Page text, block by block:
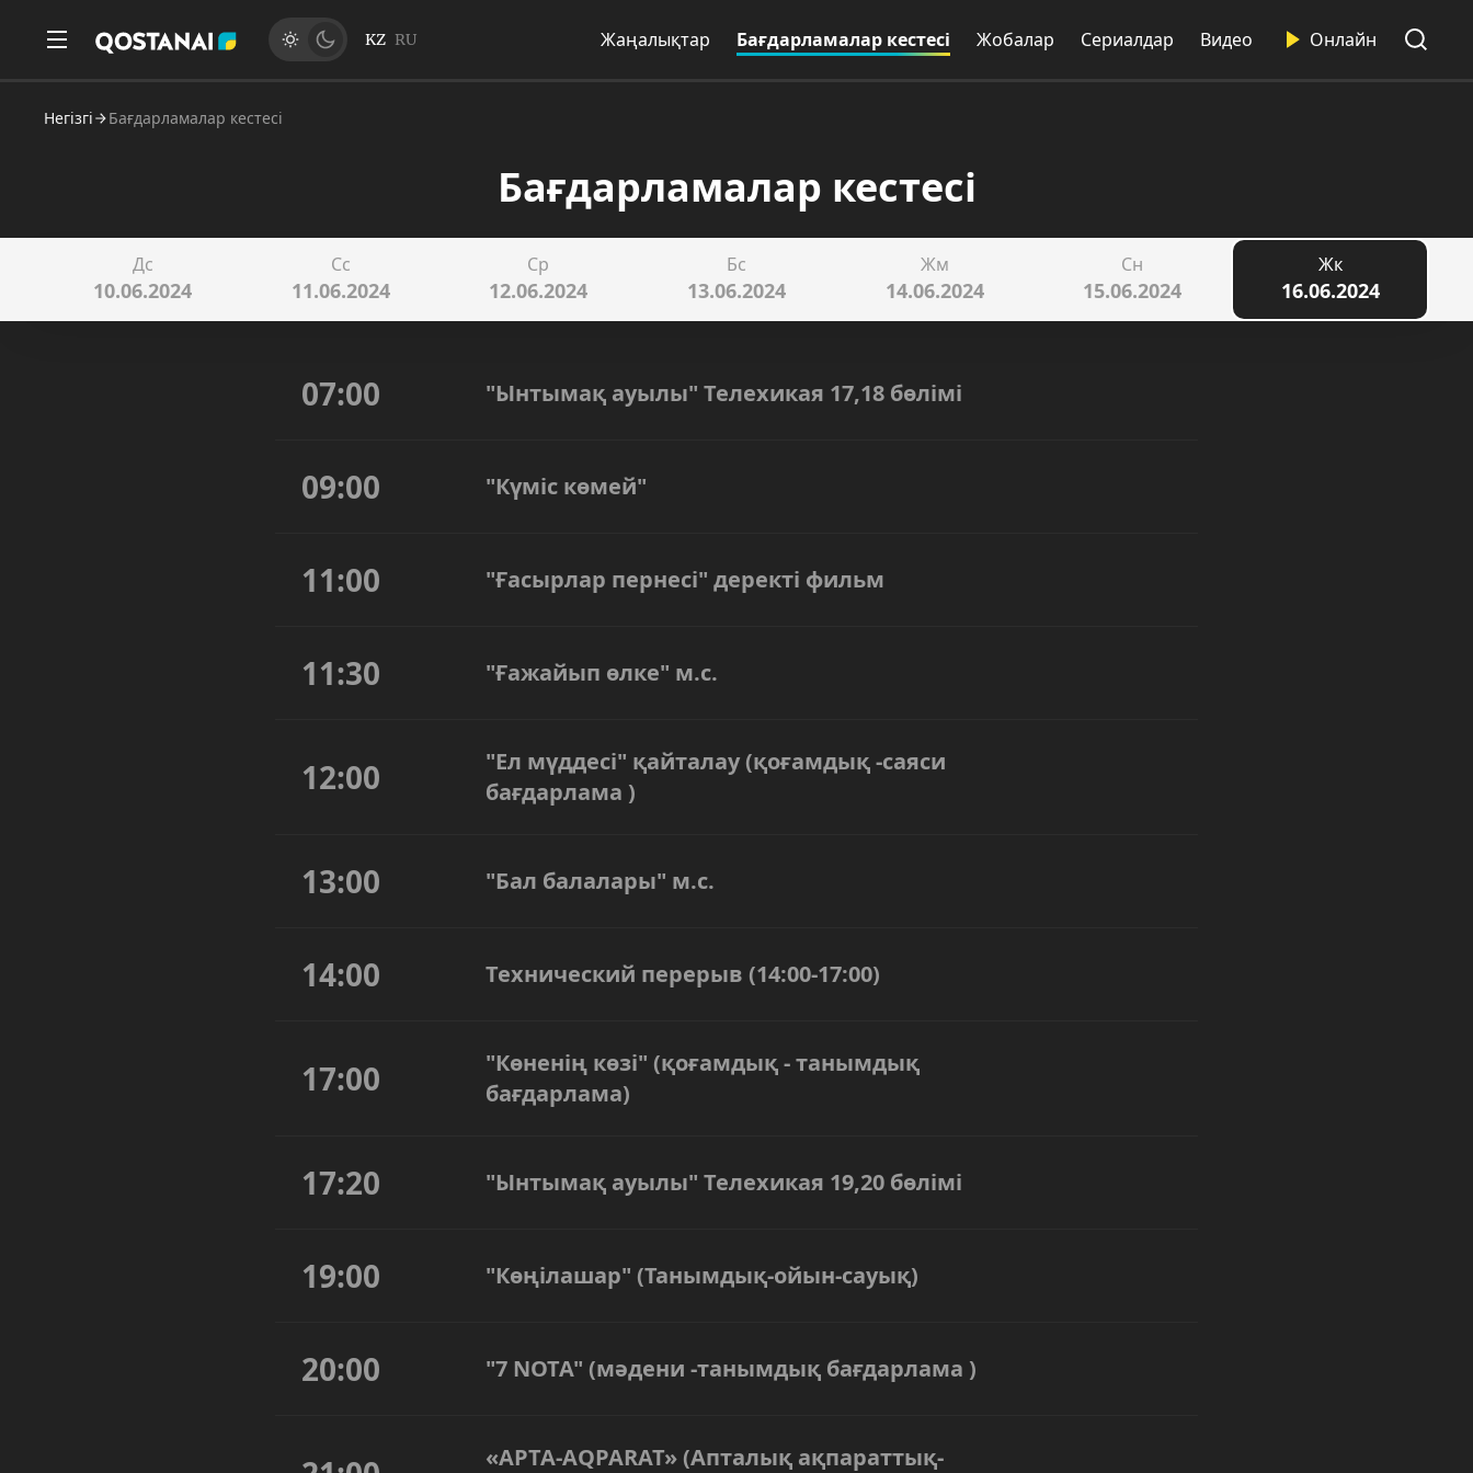
KZ RU Жаңалықтар Бағдарламалар кестесі Жобалар Сериалдар Видео Онлайн
Негізгі Бағдарламалар кестесі
Бағдарламалар кестесі
Дс
10.06.2024
Сс
11.06.2024
Ср
12.06.2024
Бс
13.06.2024
Жм
14.06.2024
Сн
15.06.2024
Жк
16.06.2024
07:00 "Ынтымақ ауылы" Телехикая 17,18 бөлімі
09:00 "Күміс көмей"
11:00 "Ғасырлар пернесі" деректі фильм
11:30 "Ғажайып өлке" м.с.
12:00
"Ел мүддесі" қайталау (қоғамдық -саяси
бағдарлама )
13:00 "Бал балалары" м.с.
14:00 Технический перерыв (14:00-17:00)
17:00
"Көненің көзі" (қоғамдық - танымдық
бағдарлама)
17:20 "Ынтымақ ауылы" Телехикая 19,20 бөлімі
19:00 "Көңілашар" (Танымдық-ойын-сауық)
20:00 "7 NOTA" (мәдени -танымдық бағдарлама )
«АPТА-АQPARAT» (Апталық ақпараттық-